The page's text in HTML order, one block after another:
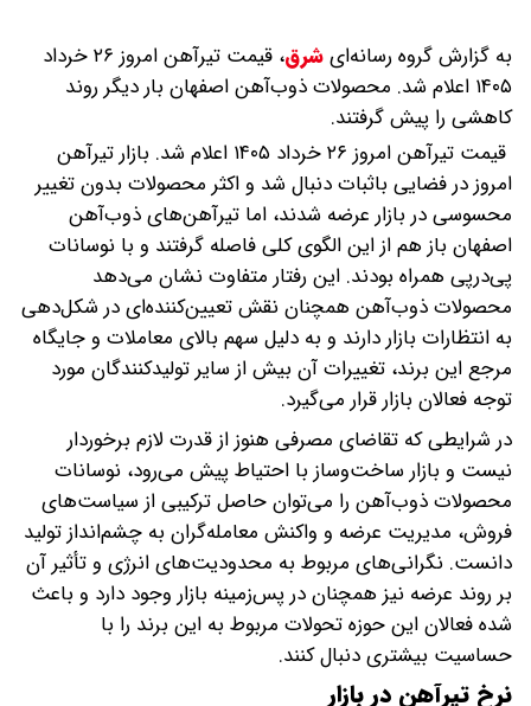
به گزارش گروه رسانه‌ایشرق،
قیمت تیرآهن امروز ۲۶ خرداد
۱۴۰۵ اعلام شد. محصولات ذوب‌آهن اصفهان بار دیگر روند
کاهشی را پیش گرفتند.
قیمت تیرآهن امروز ۲۶ خرداد ۱۴۰۵ اعلام شد. بازار تیرآهن
امروز در فضایی باثبات دنبال شد و اکثر محصولات بدون تغییر
محسوسی در بازار عرضه شدند، اما تیرآهن‌های ذوب‌آهن
اصفهان باز هم از این الگوی کلی فاصله گرفتند و با نوسانات
پی‌درپی همراه بودند. این رفتار متفاوت نشان می‌دهد
محصولات ذوب‌آهن همچنان نقش تعیین‌کننده‌ای در شکل‌دهی
به انتظارات بازار دارند و به دلیل سهم بالای معاملات و جایگاه
مرجع این برند، تغییرات آن بیش از سایر تولیدکنندگان مورد
توجه فعالان بازار قرار می‌گیرد.
در شرایطی که تقاضای مصرفی هنوز از قدرت لازم برخوردار
نیست و بازار ساخت‌وساز با احتیاط پیش می‌رود، نوسانات
محصولات ذوب‌آهن را می‌توان حاصل ترکیبی از سیاست‌های
فروش، مدیریت عرضه و واکنش معامله‌گران به چشم‌انداز تولید
دانست. نگرانی‌های مربوط به محدودیت‌های انرژی و تأثیر آن
بر روند عرضه نیز همچنان در پس‌زمینه بازار وجود دارد و باعث
شده فعالان این حوزه تحولات مربوط به این برند را با
حساسیت بیشتری دنبال کنند.
نرخ تیرآهن در بازار